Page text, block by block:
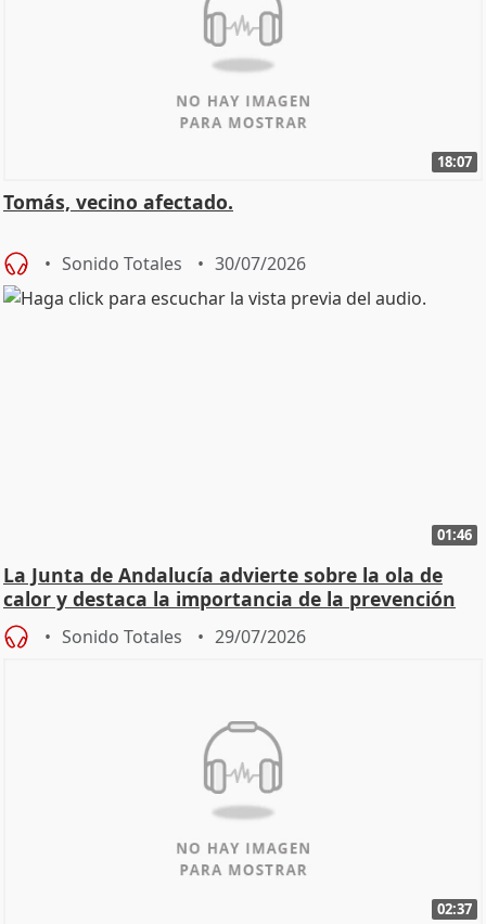
18:07
Tomás, vecino afectado.
Sonido Totales 30/07/2026
01:46
La Junta de Andalucía advierte sobre la ola de
calor y destaca la importancia de la prevención
Sonido Totales 29/07/2026
02:37